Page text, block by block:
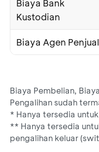
Biaya Bank
Kustodian
Biaya Agen Penjual
Biaya Pembelian,
Pengalihan sudah
* Hanya tersedia
** Hanya tersedia
pengalihan keluar